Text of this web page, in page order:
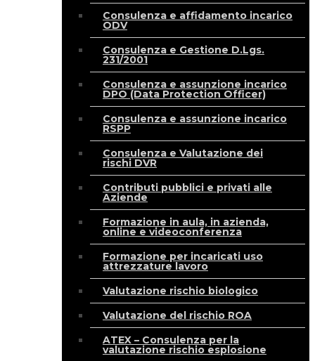
Consulenza e affidamento incarico
ODV
Consulenza e Gestione D.Lgs.
231/2001
Consulenza e assunzione incarico
DPO (Data Protection Officer)
Consulenza e assunzione incarico
RSPP
Consulenza e Valutazione dei
rischi DVR
Contributi pubblici e privati alle
Aziende
Formazione in aula, in azienda,
online e videoconferenza
Formazione per incaricati uso
attrezzature lavoro
Valutazione rischio biologico
Valutazione del rischio ROA
ATEX – Consulenza per la
valutazione rischio esplosione